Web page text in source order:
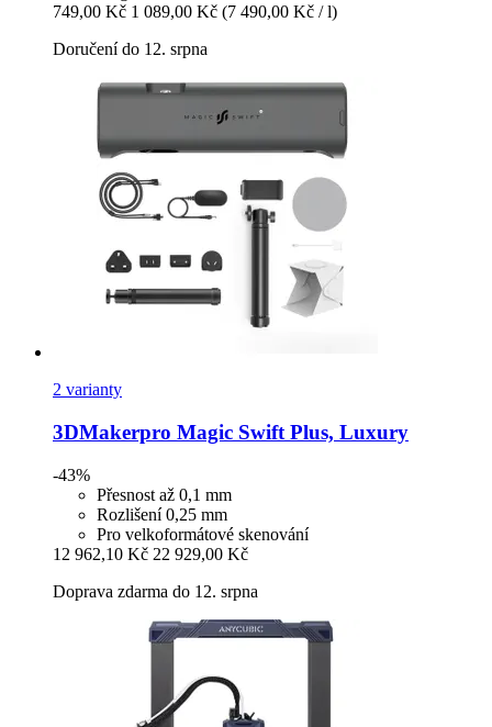
749,00 Kč 1 089,00 Kč (7 490,00 Kč / l)
Doručení do 12. srpna
2 varianty
3DMakerpro Magic Swift Plus, Luxury
-43%
Přesnost až 0,1 mm
Rozlišení 0,25 mm
Pro velkoformátové skenování
12 962,10 Kč 22 929,00 Kč
Doprava zdarma do 12. srpna